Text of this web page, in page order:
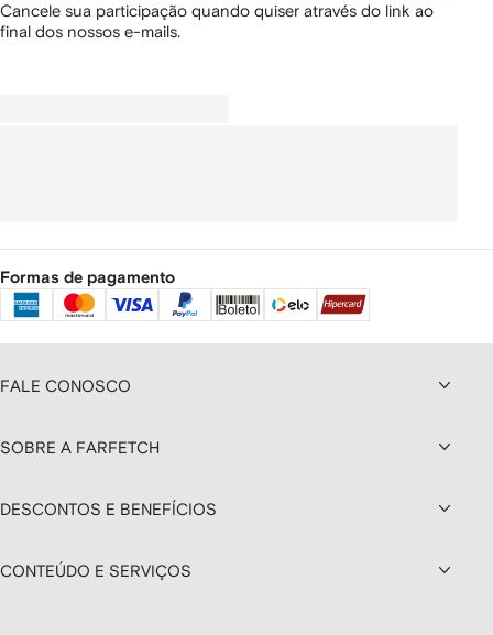
Cancele sua participação quando quiser através do link ao
final dos nossos e-mails.
Formas de pagamento
FALE CONOSCO
SOBRE A FARFETCH
DESCONTOS E BENEFÍCIOS
CONTEÚDO E SERVIÇOS